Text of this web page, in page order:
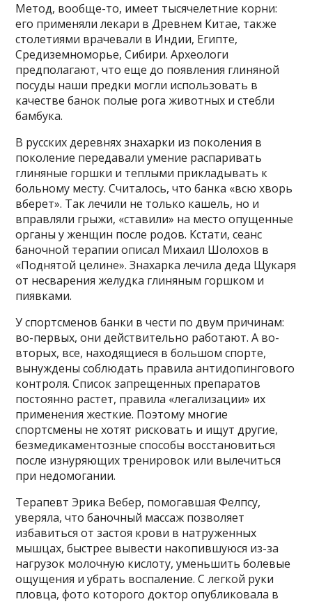
Метод, вообще-то, имеет тысячелетние корни:
его применяли лекари в Древнем Китае, также
столетиями врачевали в Индии, Египте,
Средиземноморье, Сибири. Археологи
предполагают, что еще до появления глиняной
посуды наши предки могли использовать в
качестве банок полые рога животных и стебли
бамбука.
В русских деревнях знахарки из поколения в
поколение передавали умение распаривать
глиняные горшки и теплыми прикладывать к
больному месту. Считалось, что банка «всю хворь
вберет». Так лечили не только кашель, но и
вправляли грыжи, «ставили» на место опущенные
органы у женщин после родов. Кстати, сеанс
баночной терапии описал Михаил Шолохов в
«Поднятой целине». Знахарка лечила деда Щукаря
от несварения желудка глиняным горшком и
пиявками.
У спортсменов банки в чести по двум причинам:
во-первых, они действительно работают. А во-
вторых, все, находящиеся в большом спорте,
вынуждены соблюдать правила антидопингового
контроля. Список запрещенных препаратов
постоянно растет, правила «легализации» их
применения жесткие. Поэтому многие
спортсмены не хотят рисковать и ищут другие,
безмедикаментозные способы восстановиться
после изнуряющих тренировок или вылечиться
при недомогании.
Терапевт Эрика Вебер, помогавшая Фелпсу,
уверяла, что баночный массаж позволяет
избавиться от застоя крови в натруженных
мышцах, быстрее вывести накопившуюся из-за
нагрузок молочную кислоту, уменьшить болевые
ощущения и убрать воспаление. С легкой руки
пловца, фото которого доктор опубликовала в